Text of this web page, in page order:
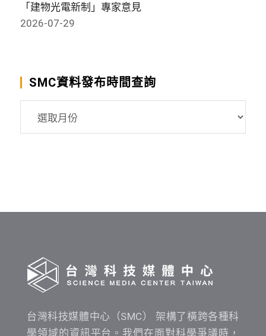
「建物光電新制」專家意見
2026-07-29
SMC資料發布時間查詢
台灣科技媒體中心（SMC） 架構了橫跨各種科
學領域的資訊平台。我們在面對科學爭議時，